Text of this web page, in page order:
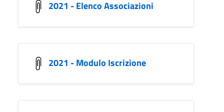
2021 - Elenco Associazioni
2021 - Modulo Iscrizione